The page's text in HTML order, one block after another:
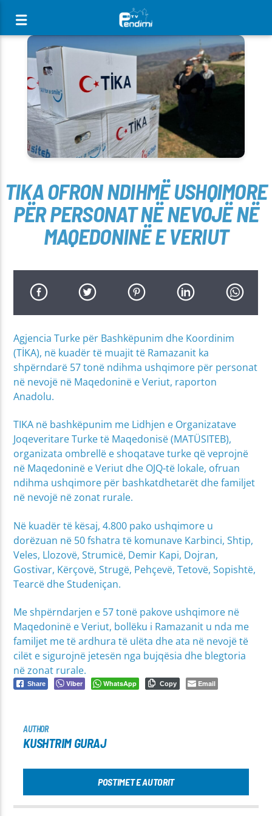
[There are no radio stations in the database]
TIKA OFRON NDIHMË USHQIMORE
PËR PERSONAT NË NEVOJË NË
MAQEDONINË E VERIUT
Agjencia Turke për Bashkëpunim dhe Koordinim
(TİKA), në kuadër të muajit të Ramazanit ka
shpërndarë 57 tonë ndihma ushqimore për personat
në nevojë në Maqedoninë e Veriut, raporton
Anadolu.
TIKA në bashkëpunim me Lidhjen e Organizatave
Joqeveritare Turke të Maqedonisë (MATÜSITEB),
organizata ombrellë e shoqatave turke që veprojnë
në Maqedoninë e Veriut dhe OJQ-të lokale, ofruan
ndihma ushqimore për bashkatdhetarët dhe familjet
në nevojë në zonat rurale.
Në kuadër të kësaj, 4.800 pako ushqimore u
dorëzuan në 50 fshatra të komunave Karbinci, Shtip,
Veles, Llozovë, Strumicë, Demir Kapi, Dojran,
Gostivar, Kërçovë, Strugë, Pehçevë, Tetovë, Sopishtë,
Tearcë dhe Studeniçan.
Me shpërndarjen e 57 tonë pakove ushqimore në
Maqedoninë e Veriut, bollëku i Ramazanit u nda me
familjet me të ardhura të ulëta dhe ata në nevojë të
cilët e sigurojnë jetesën nga bujqësia dhe blegtoria
në zonat rurale.
Share Viber WhatsApp Copy Email
AUTHOR
KUSHTRIM GURAJ
POSTIMET E AUTORIT